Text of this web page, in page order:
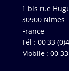
1 bis rue
30900 Nîmes
France
Tél : 00 33
Mobile : 00